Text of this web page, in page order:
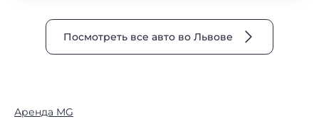
Посмотреть все авто во Львове
Аренда MG